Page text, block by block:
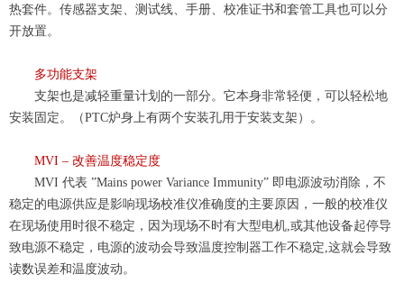
热套件。传感器支架、测试线、手册、校准证书和套管工具也可以分
开放置。
多功能支架
支架也是减轻重量计划的一部分。它本身非常轻便，可以轻松地
安装固定。（PTC炉身上有两个安装孔用于安装支架）。
MVI – 改善温度稳定度
MVI 代表 ”Mains power Variance Immunity” 即电源波动消除 ， 不
稳定的电源供应是影响现场校准仪准确度的主要原因， 一般的校准仪
在现场使用时很不稳定， 因为现场不时有大型电机,或其他设备起停导
致电源不稳定， 电源的波动会导致温度控制器工作不稳定,这就会导致
读数误差和温度波动。